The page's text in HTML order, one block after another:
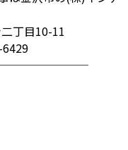
丁目10-11